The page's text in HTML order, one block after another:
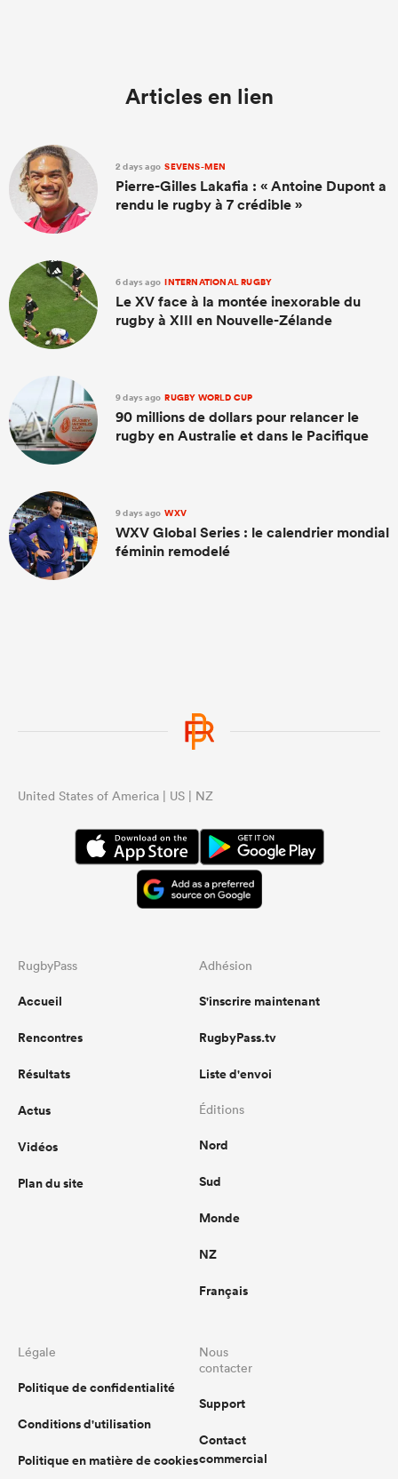
Articles en lien
2 days ago SEVENS-MEN
Pierre-Gilles Lakafia : « Antoine Dupont a
rendu le rugby à 7 crédible »
6 days ago INTERNATIONAL RUGBY
Le XV face à la montée inexorable du
rugby à XIII en Nouvelle-Zélande
9 days ago RUGBY WORLD CUP
90 millions de dollars pour relancer le
rugby en Australie et dans le Pacifique
9 days ago WXV
WXV Global Series : le calendrier mondial
féminin remodelé
United States of America | US | NZ
RugbyPass
Accueil
Rencontres
Résultats
Actus
Vidéos
Plan du site
Adhésion
S'inscrire maintenant
RugbyPass.tv
Liste d'envoi
Éditions
Nord
Sud
Monde
NZ
Français
Légale
Politique de confidentialité
Conditions d'utilisation
Politique en matière de cookies
Nous
contacter
Support
Contact
commercial